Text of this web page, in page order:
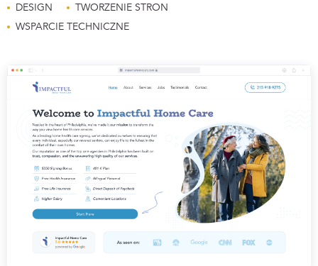
DESIGN
TWORZENIE STRON
WSPARCIE TECHNICZNE